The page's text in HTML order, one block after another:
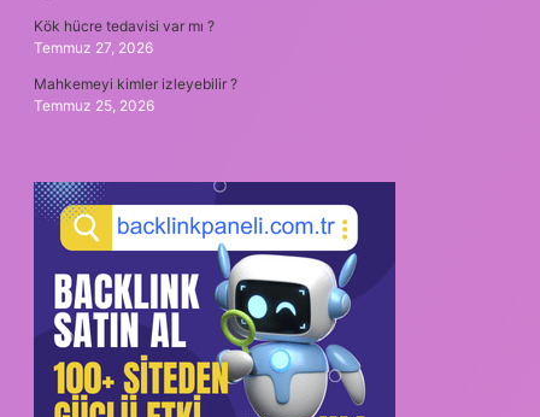
Kök hücre tedavisi var mı ?
Temmuz 27, 2026
Mahkemeyi kimler izleyebilir ?
Temmuz 25, 2026